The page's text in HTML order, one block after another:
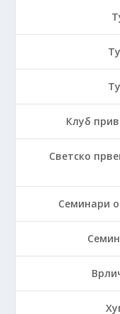
Клуб
Светско
Семинари